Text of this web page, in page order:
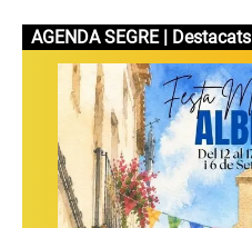
AGENDA SEGRE | Destacats